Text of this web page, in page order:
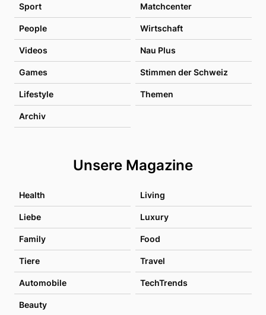
Sport Matchcenter
People Wirtschaft
Videos Nau Plus
Games Stimmen der Schweiz
Lifestyle Themen
Archiv
Unsere Magazine
Health Living
Liebe Luxury
Family Food
Tiere Travel
Automobile TechTrends
Beauty